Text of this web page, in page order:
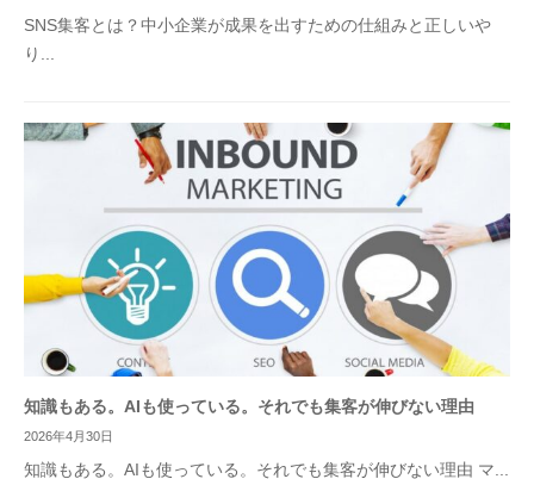
SNS集客とは？中小企業が成果を出すための仕組みと正しいや
り...
知識もある。AIも使っている。それでも集客が伸びない理由
2026年4月30日
知識もある。AIも使っている。それでも集客が伸びない理由 マ...